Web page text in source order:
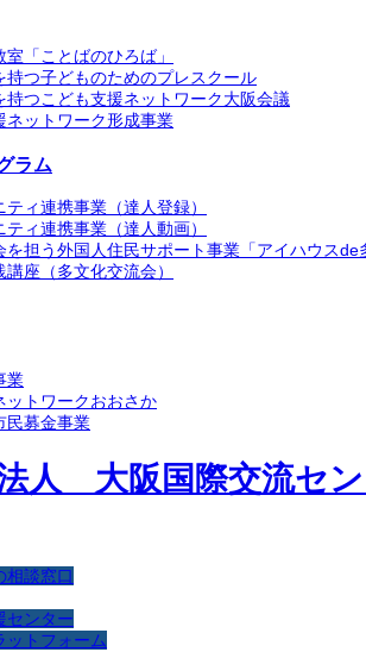
「ことばのひろば」
持つ子どものためのプレスクール
持つこども支援ネットワーク大阪会議
ネットワーク形成事業
ラム
ィ連携事業（達人登録）
ィ連携事業（達人動画）
を担う外国人住民サポート事業「アイハウスde
座（多文化交流会）
業
ットワークおおさか
民募金事業
相談窓口
センター
ットフォーム